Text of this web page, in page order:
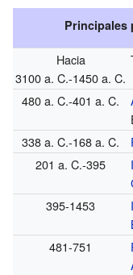
Principales
Hacia
3100 a. C.-1450 a. C.
480 a. C.-401 a. C.
338 a. C.-168 a. C.
201 a. C.-395
395-1453
481-751